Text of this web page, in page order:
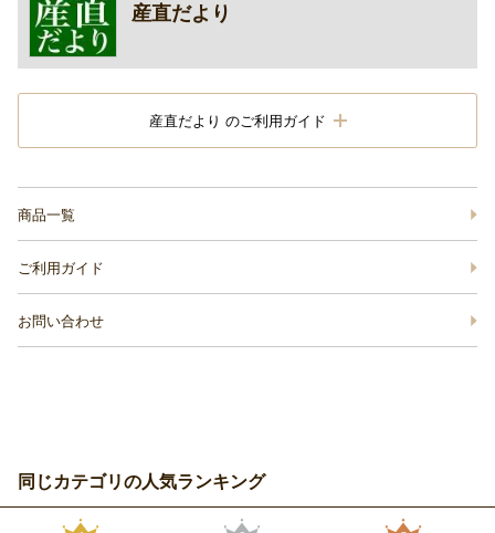
産直だより
産直だより のご利用ガイド
商品一覧
ご利用ガイド
お問い合わせ
同じカテゴリの人気ランキング